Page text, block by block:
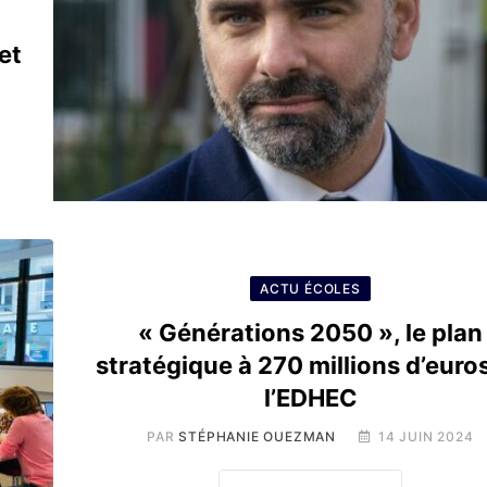
ACTU ÉCOLES
« Générations 2050 », le plan
stratégique à 270 millions
l’EDHEC
PARSTÉPHANIE OUEZMAN 14 JUIN 2024